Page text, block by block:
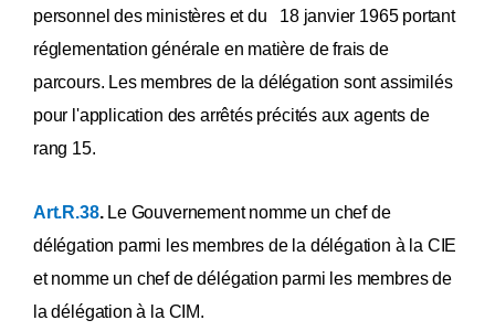
personnel des ministères et du 18 janvier 1965 portant
réglementation générale en matière de frais de
parcours. Les membres de la délégation sont assimilés
pour l'application des arrêtés précités aux agents de
rang 15.
Art.R.38. Le Gouvernement nomme un chef de
délégation parmi les membres de la délégation à la CIE
et nomme un chef de délégation parmi les membres de
la délégation à la CIM.